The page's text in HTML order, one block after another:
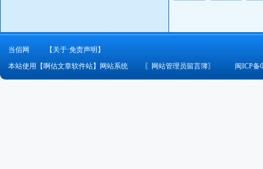
当佰网
【关于·免责声明】
本站使用【啊估文章软件站】网站系统
〖 网站管理员留言簿〗 闽ICP备